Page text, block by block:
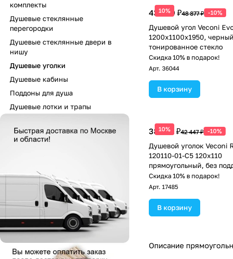
10%
43 989 ₽48 877 ₽ -10%
Душевой угол Veconi
1200х1100x1950,
тонированное стекло
Скидка 10% в подарок!
Арт. 36044
В корзину
10%
38 202 ₽42 447 ₽ -10%
Душевой уголок Veconi
120110-01-C5 120х110
прямоугольный, без
прозрачное стекло,
матовый
Скидка 10% в подарок!
Арт. 17485
В корзину
Описание
комплекты
Душевые стеклянные
перегородки
Душевые стеклянные двери в
нишу
Душевые уголки
Душевые кабины
Поддоны для душа
Душевые лотки и трапы